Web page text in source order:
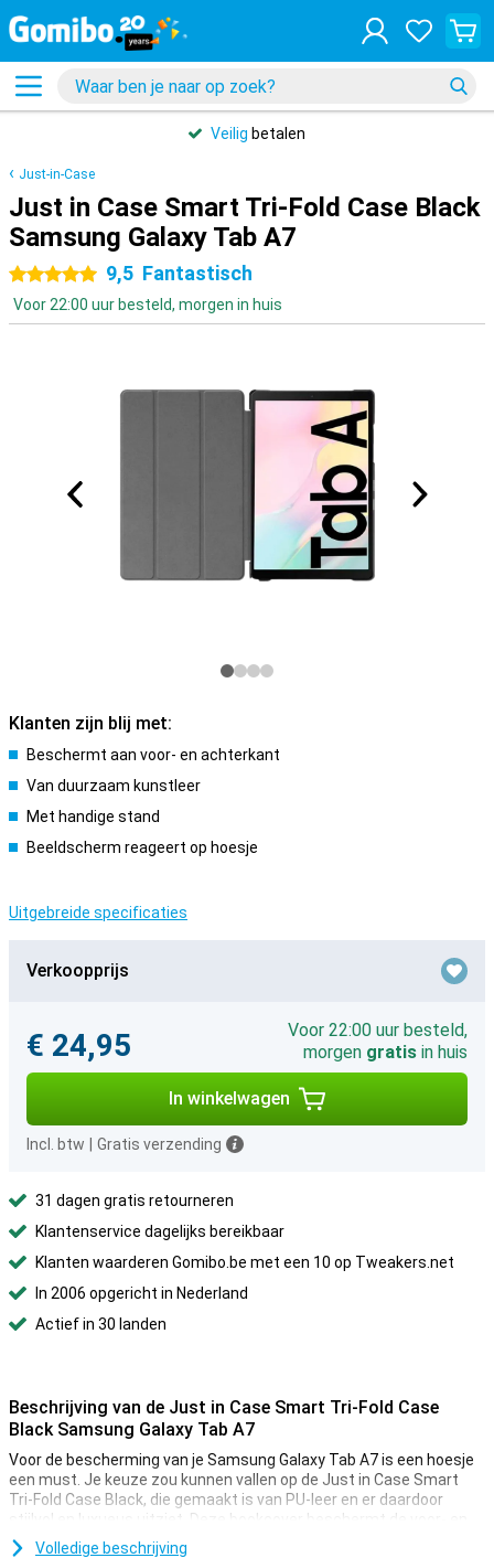
Veilig betalen
Just-in-Case
Just in Case Smart Tri-Fold Case Black
Samsung Galaxy Tab A7
5 sterren9,5 Fantastisch
Voor 22:00 uur besteld, morgen in huis
Klanten zijn blij met:
Beschermt aan voor- en achterkant
Van duurzaam kunstleer
Met handige stand
Beeldscherm reageert op hoesje
Uitgebreide specificaties
Verkoopprijs
€ 24,95
Voor 22:00 uur besteld,
morgen gratis in huis
In winkelwagen
Incl. btw Gratis verzending
31 dagen gratis retourneren
Klantenservice dagelijks bereikbaar
Klanten waarderen Gomibo.be met een 10 op Tweakers.net
In 2006 opgericht in Nederland
Actief in 30 landen
Beschrijving van de Just in Case Smart Tri-Fold Case
Black Samsung Galaxy Tab A7
Voor de bescherming van je Samsung Galaxy Tab A7 is een hoesje
een must. Je keuze zou kunnen vallen op de Just in Case Smart
Tri-Fold Case Black, die gemaakt is van PU-leer en er daardoor
stijlvol en luxueus uitziet. Deze bookcover beschermt de voor- en
achterkant van je tablet tegen krassen en stoten.
Volledige beschrijving